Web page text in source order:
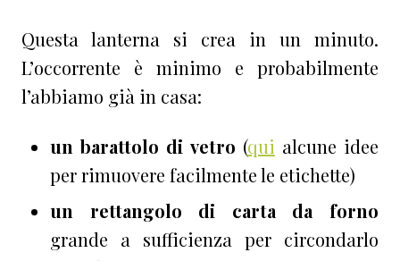
Questa lanterna si crea in un minuto.
L’occorrente è minimo e probabilmente
l’abbiamo già in casa:
un barattolo di vetro (qui alcune idee
per rimuovere facilmente le etichette)
un rettangolo di carta da forno
grande a sufficienza per circondarlo